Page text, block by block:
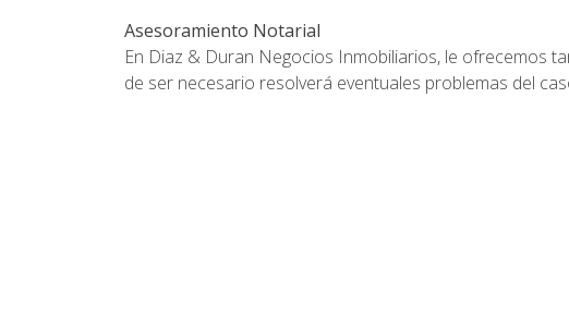
Asesoramiento Notarial
En Diaz & Duran Negocios Inmobiliarios, le ofrecemos
de ser necesario resolverá eventuales problemas del